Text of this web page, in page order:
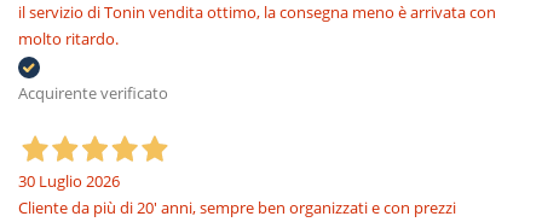
il servizio di Tonin vendita ottimo, la consegna meno è arrivata con
molto ritardo.
Acquirente verificato
30 Luglio 2026
Cliente da più di 20' anni, sempre ben organizzati e con prezzi